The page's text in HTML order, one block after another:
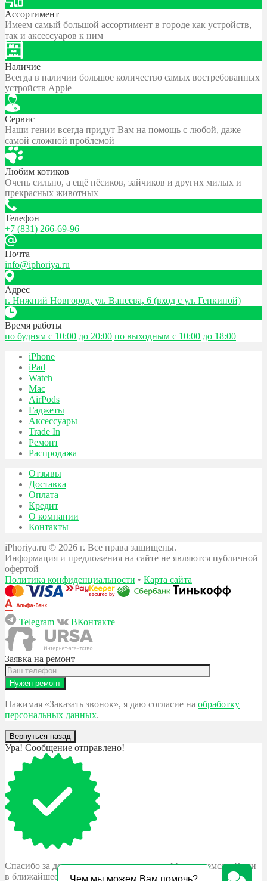
Ассортимент
Имеем самый большой ассортимент в городе как устройств,
так и аксессуаров к ним
Наличие
Всегда в наличии большое количество самых востребованных
устройств Apple
Сервис
Наши гении всегда придут Вам на помощь с любой, даже
самой сложной проблемой
Любим котиков
Очень сильно, а ещё пёсиков, зайчиков и других милых и
прекрасных животных
Телефон
+7 (831) 266-69-96
Почта
info@iphoriya.ru
Адрес
г. Нижний Новгород, ул. Ванеева, 6 (вход с ул. Генкиной)
Время работы
по будням с 10:00 до 20:00 по выходным с 10:00 до 18:00
iPhone
iPad
Watch
Mac
AirPods
Гаджеты
Аксессуары
Trade In
Ремонт
Распродажа
Отзывы
Доставка
Оплата
Кредит
О компании
Контакты
iPhoriya.ru © 2026 г. Все права защищены.
Информация и предложения на сайте не являются публичной
офертой
Политика конфиденциальности • Карта сайта
Telegram ВКонтакте
Заявка на ремонт
Нажимая «Заказать звонок», я даю согласие на обработку
персональных данных.
Вернуться назад
Ура! Сообщение отправлено!
Спасибо за доверие к нашему магазину. Мы свяжемся с Вами
в ближайшее время.Чем мы можем Вам помочь?